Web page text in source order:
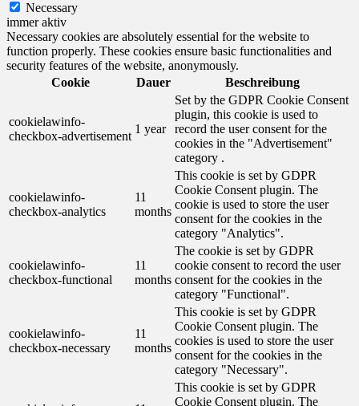
Necessary
immer aktiv
Necessary cookies are absolutely essential for the website to
function properly. These cookies ensure basic functionalities and
security features of the website, anonymously.
Cookie
Dauer Beschreibung
cookielawinfo-
checkbox-advertisement
1 year
Set by the GDPR Cookie Consent
plugin, this cookie is used to
record the user consent for the
cookies in the "Advertisement"
category .
cookielawinfo-
checkbox-analytics
11
months
This cookie is set by GDPR
Cookie Consent plugin. The
cookie is used to store the user
consent for the cookies in the
category "Analytics".
cookielawinfo-
checkbox-functional
11
months
The cookie is set by GDPR
cookie consent to record the user
consent for the cookies in the
category "Functional".
cookielawinfo-
checkbox-necessary
11
months
This cookie is set by GDPR
Cookie Consent plugin. The
cookies is used to store the user
consent for the cookies in the
category "Necessary".
This cookie is set by GDPR
Cookie Consent plugin. The